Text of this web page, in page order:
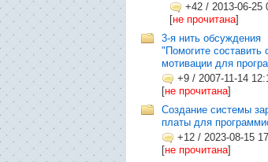
+42 / 2013-06-25
[не прочитана]
3-я нить обсуждения
"Помогите составить
мотивации для
+9 / 2007-11-14
[не прочитана]
Создание системы
платы для
+12 / 2023-08-15
[не прочитана]